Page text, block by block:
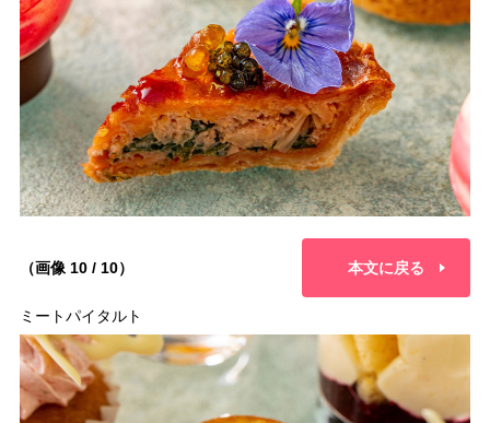
（画像 10 / 10） 本文に戻る
ミートパイタルト